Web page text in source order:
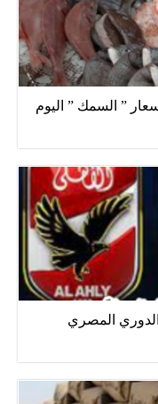
” السمك ” اليوم
المصري